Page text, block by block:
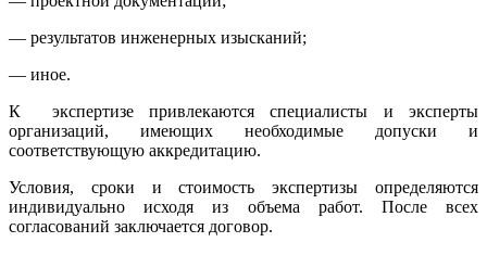
— результатов инженерных изысканий;
— иное.
К экспертизе привлекаются специалисты и эксперты
организаций, имеющих необходимые допуски и
соответствующую аккредитацию.
Условия, сроки и стоимость экспертизы определяются
индивидуально исходя из объема работ. После всех
согласований заключается договор.